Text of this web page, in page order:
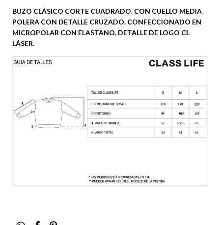
BUZO CLÁSICO CORTE CUADRADO. CON CUELLO MEDIA
POLERA CON DETALLE CRUZADO. CONFECCIONADO EN
MICROPOLAR CON ELASTANO. DETALLE DE LOGO CL
LÁSER.